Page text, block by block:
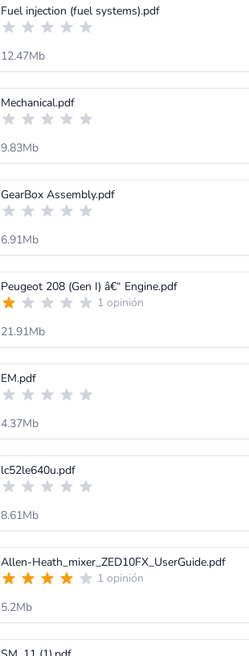
Fuel injection (fuel systems).pdf
12.47Mb
Mechanical.pdf
9.83Mb
GearBox Assembly.pdf
6.91Mb
Peugeot 208 (Gen I) â€“ Engine.pdf
1 opinión
21.91Mb
EM.pdf
4.37Mb
lc52le640u.pdf
8.61Mb
Allen-Heath_mixer_ZED10FX_UserGuide.pdf
1 opinión
5.2Mb